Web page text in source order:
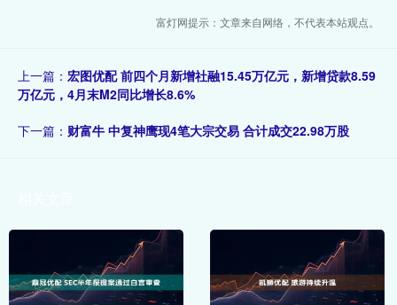
富灯网提示：文章来自网络，不代表本站观点。
上一篇： 宏图优配 前四个月新增社融15.45万亿元，新增贷款8.59
万亿元，4月末M2同比增长8.6%
下一篇： 财富牛 中复神鹰现4笔大宗交易 合计成交22.98万股